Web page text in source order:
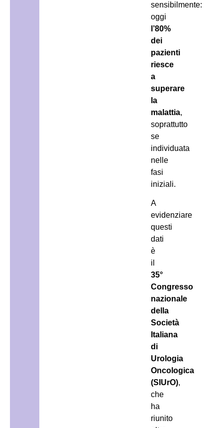
sensibilmente:
oggi
l’80%
dei
pazienti
riesce
a
superare
la
malattia,
soprattutto
se
individuata
nelle
fasi
iniziali.
A
evidenziare
questi
dati
è
il
35°
Congresso
nazionale
della
Società
Italiana
di
Urologia
Oncologica
(SIUrO),
che
ha
riunito